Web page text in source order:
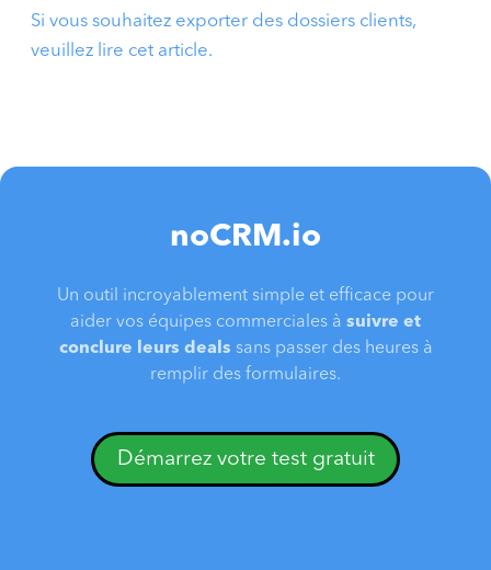
Si vous souhaitez exporter des dossiers clients,
veuillez lire cet article.
noCRM.io
Un outil incroyablement simple et efficace pour
aider vos équipes commerciales à suivre et
conclure leurs deals sans passer des heures à
remplir des formulaires.
Démarrez votre test gratuit